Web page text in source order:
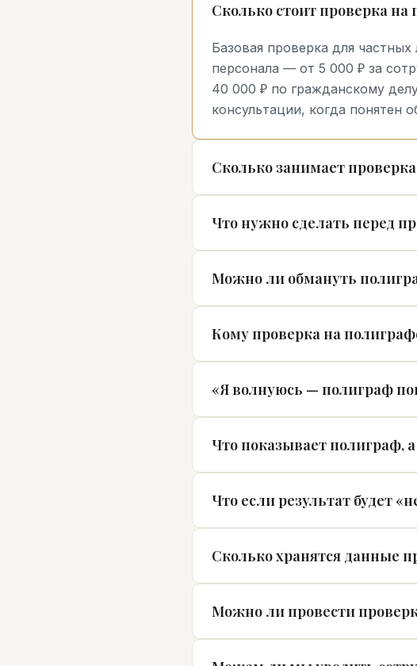
Сколько стоит проверка
Базовая проверка для
персонала — от 5 000 ₽ за
40 000 ₽ по гражданскому
консультации, когда понятен
Сколько занимает
Что нужно сделать перед
Можно ли обмануть
Кому проверка на
«Я волнуюсь — полиграф
Что показывает полиграф,
Что если результат будет
Сколько хранятся данные
Можно ли провести